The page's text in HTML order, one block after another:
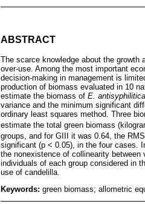
ABSTRACT
The scarce knowledge about the
over-use. Among the most important
decision-making in management is
production of biomass evaluated in 10
estimate the biomass of E. antisyphilitica
variance and the minimum significant
ordinary least squares method. Three
estimate the total green biomass
groups, and for GIII it was 0.64, the
significant (p < 0.05), in the four cases.
the nonexistence of collinearity
individuals of each group considered in
use of candelilla.
Keywords: green biomass; allometric